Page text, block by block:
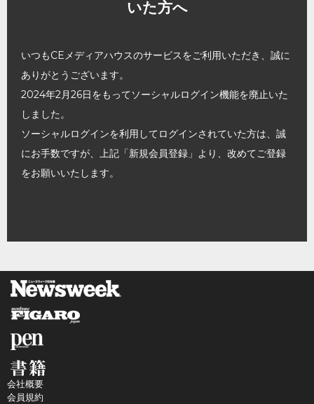
いた方へ
いつもCEメディアハウスのサービスをご利用いただき、誠に
ありがとうございます。
2024年2月26日をもってソーシャルログイン機能を廃止いた
しました。
ソーシャルログインを利用してログインされていた方は、誠
にお手数ですが、上記「新規会員登録」より、改めてご登録
をお願いいたします。
会社概要
会員規約